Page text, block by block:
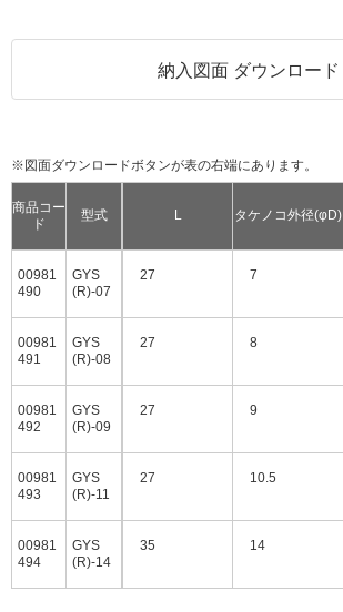
納入図面 ダウンロード
※図面ダウンロードボタンが表の右端にあります。
商品コー
ド
型式
00981
490
GYS
(R)-07
00981
491
GYS
(R)-08
00981
492
GYS
(R)-09
00981
493
GYS
(R)-11
00981
494
GYS
(R)-14
L タケノコ外径(φD)
27 7
27 8
27 9
27 10.5
35 14